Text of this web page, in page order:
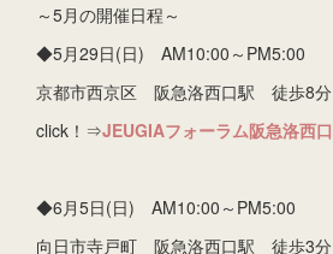
～5月の開催日程～
◆5月29日(日) AM10:00～PM5:00
京都市西京区 阪急洛西口駅 徒歩8分
click！⇒JEUGIAフォーラム阪急洛西口
◆6月5日(日) AM10:00～PM5:00
向日市寺戸町 阪急洛西口駅 徒歩3分